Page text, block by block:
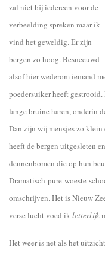
zal niet bij iedereen voor de
verbeelding spreken maar ik
vind het geweldig. Er zijn
bergen zo hoog. Besneeuwd
alsof hier wederom iemand
poedersuiker heeft
lange bruine haren, onderin
Dan zijn wij mensjes zo
heeft de bergen uitgesleten
dennenbomen die op hun
Dramatisch-pure-woeste-
omschrijven. Het is Nieuw
verse lucht voed ik letterlijk
Het weer is net als het